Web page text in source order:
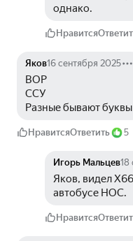
однако.
Нравится
Яков16 сентября 2025
ВОР
ССУ
Разные бывают буквы
НравитсяОтветить 5
Игорь Мальцев18
Яков, видел
автобусе НОС.
Нравится